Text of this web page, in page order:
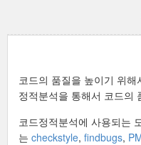
코드의 품질을 높이기 위
정적분석을 통해서 코드의
코드정적분석에 사용되는
는 checkstyle, findbugs,